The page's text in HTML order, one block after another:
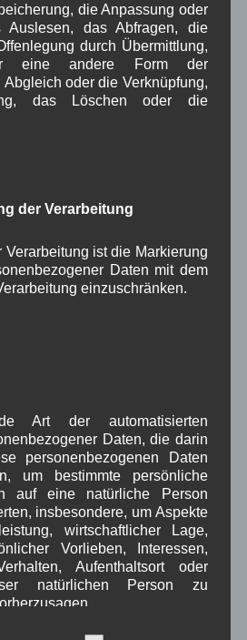
die Anpassung oder
Auslesen, das Abfragen, die
durch Übermittlung,
eine andere Form der
Abgleich oder die Verknüpfung,
das Löschen oder die
der Verarbeitung
Verarbeitung ist die Markierung
Daten mit dem
einzuschränken.
Art der automatisierten
Daten, die darin
personenbezogenen Daten
um bestimmte persönliche
auf eine natürliche Person
insbesondere, um Aspekte
wirtschaftlicher Lage,
Vorlieben, Interessen,
Aufenthaltsort oder
natürlichen Person zu